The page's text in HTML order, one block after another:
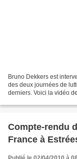
Bruno Dekkers est
des deux journées de
derniers. Voici la vidéo
Compte-rendu
France à